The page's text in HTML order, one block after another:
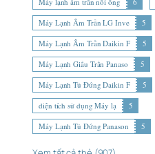
Máy Lạnh Âm Trần LG Inve
5
Máy Lạnh Âm Trần Daikin F
5
Máy Lạnh Giấu Trần Panaso
5
Máy Lạnh Tủ Đứng Daikin F
5
diện tích sử dụng Máy lạ
5
Máy Lạnh Tủ Đứng Panason
5